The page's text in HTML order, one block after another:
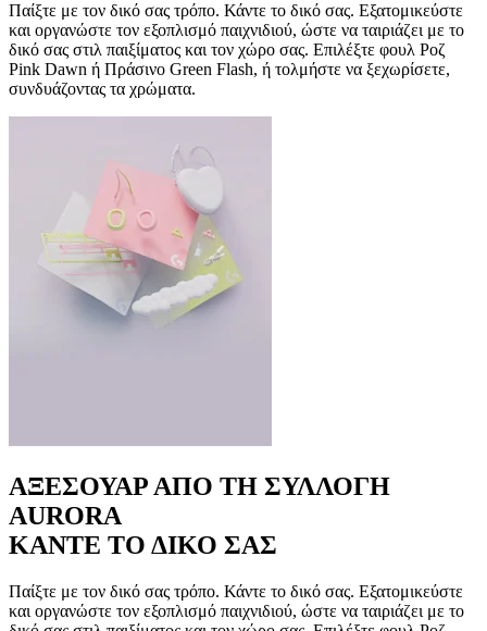
Παίξτε με τον δικό σας τρόπο. Κάντε το δικό σας. Εξατομικεύστε
και οργανώστε τον εξοπλισμό παιχνιδιού, ώστε να ταιριάζει με το
δικό σας στιλ παιξίματος και τον χώρο σας. Επιλέξτε φουλ Ροζ
Pink Dawn ή Πράσινο Green Flash, ή τολμήστε να ξεχωρίσετε,
συνδυάζοντας τα χρώματα.
ΑΞΕΣΟΥΑΡ ΑΠΟ ΤΗ ΣΥΛΛΟΓΗ
AURORA
ΚΑΝΤΕ ΤΟ ΔΙΚΟ ΣΑΣ
Παίξτε με τον δικό σας τρόπο. Κάντε το δικό σας. Εξατομικεύστε
και οργανώστε τον εξοπλισμό παιχνιδιού, ώστε να ταιριάζει με το